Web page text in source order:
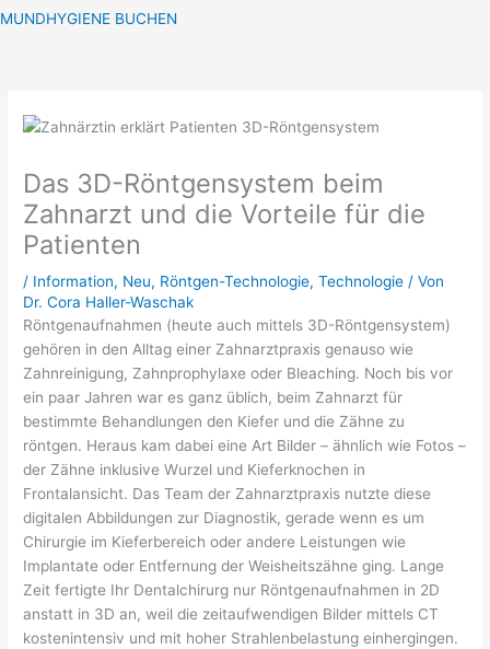
MUNDHYGIENE BUCHEN
Das 3D-Röntgensystem beim
Zahnarzt und die Vorteile für die
Patienten
/ Information, Neu, Röntgen-Technologie,Technologie / Von
Dr. Cora Haller-Waschak
Röntgenaufnahmen (heute auch mittels 3D-Röntgensystem)
gehören in den Alltag einer Zahnarztpraxis genauso wie
Zahnreinigung, Zahnprophylaxe oder Bleaching. Noch bis vor
ein paar Jahren war es ganz üblich, beim Zahnarzt für
bestimmte Behandlungen den Kiefer und die Zähne zu
röntgen. Heraus kam dabei eine Art Bilder – ähnlich wie Fotos –
der Zähne inklusive Wurzel und Kieferknochen in
Frontalansicht. Das Team der Zahnarztpraxis nutzte diese
digitalen Abbildungen zur Diagnostik, gerade wenn es um
Chirurgie im Kieferbereich oder andere Leistungen wie
Implantate oder Entfernung der Weisheitszähne ging. Lange
Zeit fertigte Ihr Dentalchirurg nur Röntgenaufnahmen in 2D
anstatt in 3D an, weil die zeitaufwendigen Bilder mittels CT
kostenintensiv und mit hoher Strahlenbelastung einhergingen.